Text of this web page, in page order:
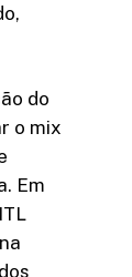
do
o mix
Em